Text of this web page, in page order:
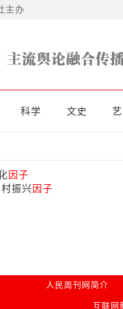
主办
科学 文史
因子
振兴因子
人民周刊网简介
互联网